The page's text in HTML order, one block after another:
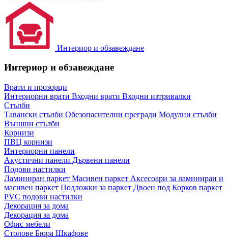
Интериор и обзавеждане
Интериор и обзавеждане
Врати и прозорци
Интериорни врати Входни врати Входни изтривалки
Стълби
Тавански стълби Обезопасителни прегради Модулни стълби
Външни стълби
Корнизи
ПВЦ корнизи
Интериорни панели
Акустични панели Дървени панели
Подови настилки
Ламиниран паркет Масивен паркет Аксесоари за ламиниран и
масивен паркет Подложки за паркет Двоен под Корков паркет
PVC подови настилки
Декорация за дома
Декорация за дома
Офис мебели
Столове Бюра Шкафове